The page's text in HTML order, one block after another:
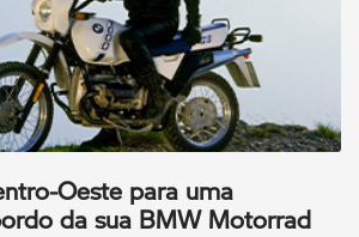
Oeste para uma
da sua BMW Motorrad